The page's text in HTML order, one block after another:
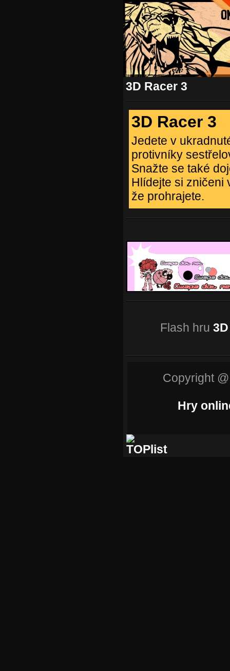
3D Racer 3
3D Racer 3
Jedete v
protivníky
Snažte se také
Hlídejte si zničeni
že prohrajete.
Flash hru
Copyright
Hry